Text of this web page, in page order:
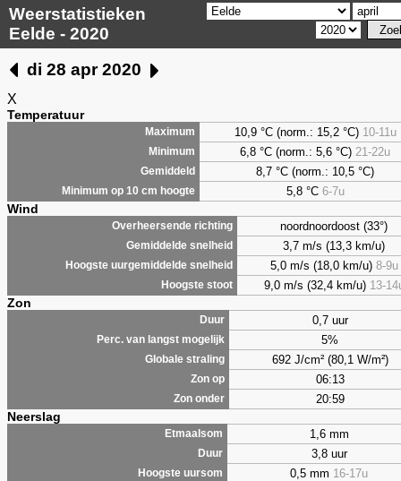
Weerstatistieken
Eelde - 2020
di 28 apr 2020
X
Temperatuur
Maximum 10,9 °C (norm.: 15,2 °C) 10-11u
Minimum 6,8 °C (norm.: 5,6 °C) 21-22u
Gemiddeld 8,7 °C (norm.: 10,5 °C)
Minimum op 10 cm hoogte 5,8°C 6-7u
Wind
Overheersende richting noordnoordoost (33°)
Gemiddelde snelheid 3,7 m/s (13,3 km/u)
Hoogste uurgemiddelde snelheid 5,0 m/s (18,0 km/u) 8-9u
Hoogste stoot 9,0 m/s (32,4 km/u) 13-
Zon
Duur 0,7 uur
Perc. van langst mogelijk 5%
Globale straling 692 J/cm² (80,1 W/m²)
Zon op 06:13
Zon onder 20:59
Neerslag
Etmaalsom 1,6 mm
Duur 3,8 uur
Hoogste uursom 0,5 mm 16-17u